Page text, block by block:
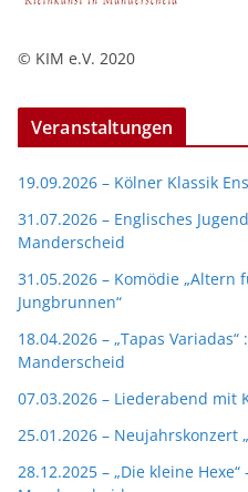
© KIM e.V. 2020
Veranstaltungen
19.09.2026 – Kölner Klassik
31.07.2026 – Englisches
Manderscheid
31.05.2026 – Komödie
Jungbrunnen“
18.04.2026 – „Tapas
Manderscheid
07.03.2026 – Liederabend mit
25.01.2026 – Neujahrskonzert
28.12.2025 – „Die kleine